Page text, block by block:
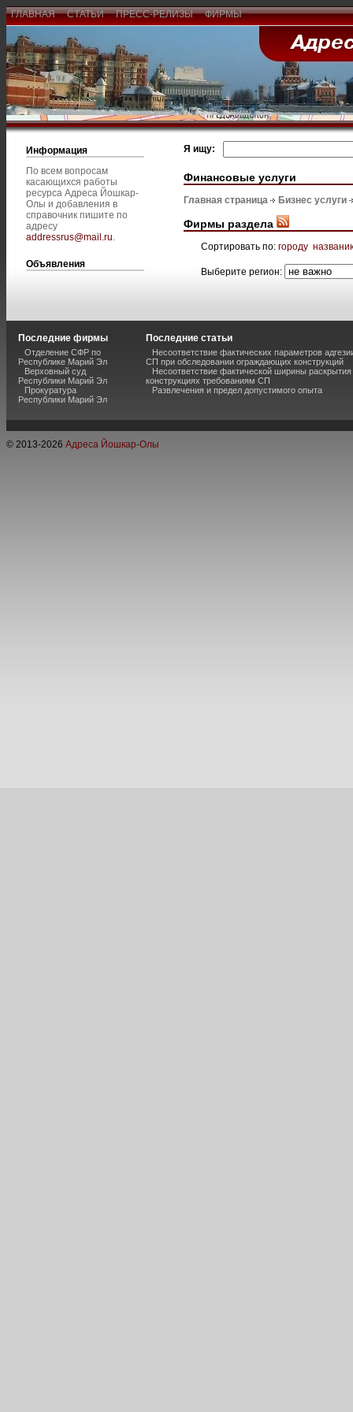
ГЛАВНАЯ СТАТЬИ ПРЕСС-РЕЛИЗЫ ФИРМЫ
Информация
По всем вопросам
касающихся работы
ресурса Адреса Йошкар-
Олы и добавления в
справочник пишите по
адресу
addressrus@mail.ru.
Объявления
Я ищу:
Финансовые услуги
Главная страница Бизнес услуги
Фирмы раздела
Сортировать по: городу
Выберите регион:
Последние фирмы
Отделение СФР по
Республике Марий Эл
Верховный суд
Республики Марий Эл
Прокуратура
Республики Марий Эл
Последние статьи
Несоответствие фактических параметров
СП при обследовании ограждающих конструкций
Несоответствие фактической ширины
конструкциях требованиям СП
Развлечения и предел допустимого опыта
© 2013-2026 Адреса Йошкар-Олы